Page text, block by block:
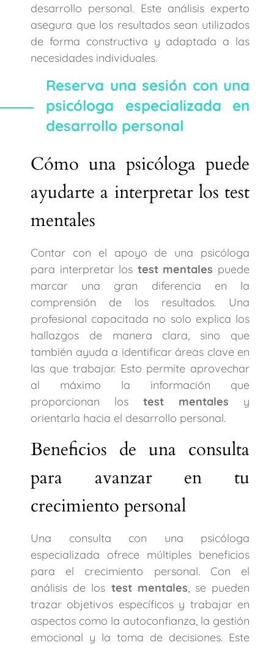
desarrollo personal. Este análisis experto
asegura que los resultados sean utilizados
de forma constructiva y adaptada a las
necesidades individuales.
Reserva una sesión con una
psicóloga especializada en
desarrollo personal
Cómo una psicóloga puede
ayudarte a interpretar los test
mentales
Contar con el apoyo de una psicóloga
para interpretar los test mentales puede
marcar una gran diferencia en la
comprensión de los resultados. Una
profesional capacitada no solo explica los
hallazgos de manera clara, sino que
también ayuda a identificar áreas clave en
las que trabajar. Esto permite aprovechar
al máximo la información que
proporcionan los test mentales y
orientarla hacia el desarrollo personal.
Beneficios de una consulta
para avanzar en tu
crecimiento personal
Una consulta con una psicóloga
especializada ofrece múltiples beneficios
para el crecimiento personal. Con el
análisis de los test mentales, se pueden
trazar objetivos específicos y trabajar en
aspectos como la autoconfianza, la gestión
emocional y la toma de decisiones. Este